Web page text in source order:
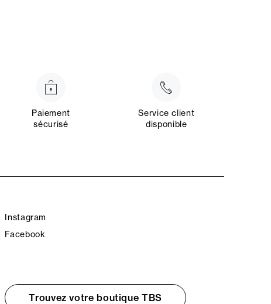
Paiement
sécurisé
Service client
disponible
Instagram
Facebook
Trouvez votre boutique TBS